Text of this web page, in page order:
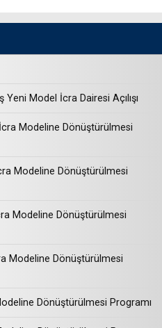
Model İcra Dairesi Açılışı
Modeline Dönüştürülmesi
Modeline Dönüştürülmesi
Modeline Dönüştürülmesi
Modeline Dönüştürülmesi
Dönüştürülmesi Programı